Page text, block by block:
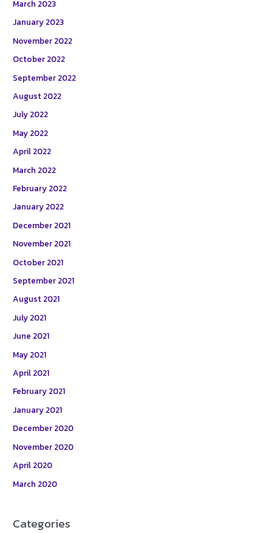
March 2023
January 2023
November 2022
October 2022
September 2022
August 2022
July 2022
May 2022
April 2022
March 2022
February 2022
January 2022
December 2021
November 2021
October 2021
September 2021
August 2021
July 2021
June 2021
May 2021
April 2021
February 2021
January 2021
December 2020
November 2020
April 2020
March 2020
Categories